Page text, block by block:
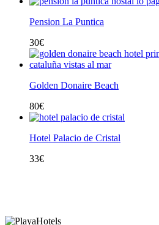
Pension La Puntica
30€
Golden Donaire Beach
80€
Hotel Palacio de Cristal
33€